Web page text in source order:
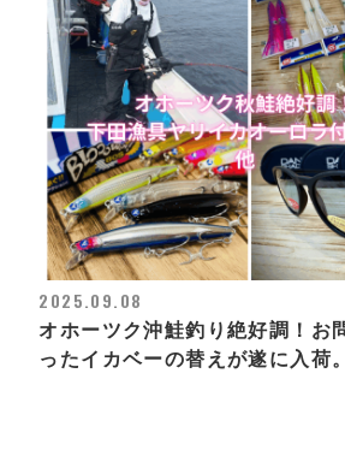
2025.09.08
オホーツク沖鮭釣り絶好調！お
ったイカベーの替えが遂に入荷